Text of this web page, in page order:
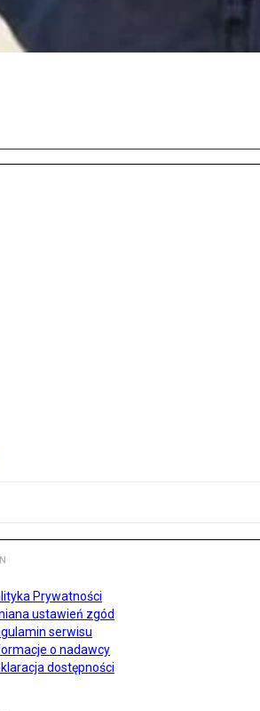
Prywatności
ustawień zgód
serwisu
o nadawcy
dostępności